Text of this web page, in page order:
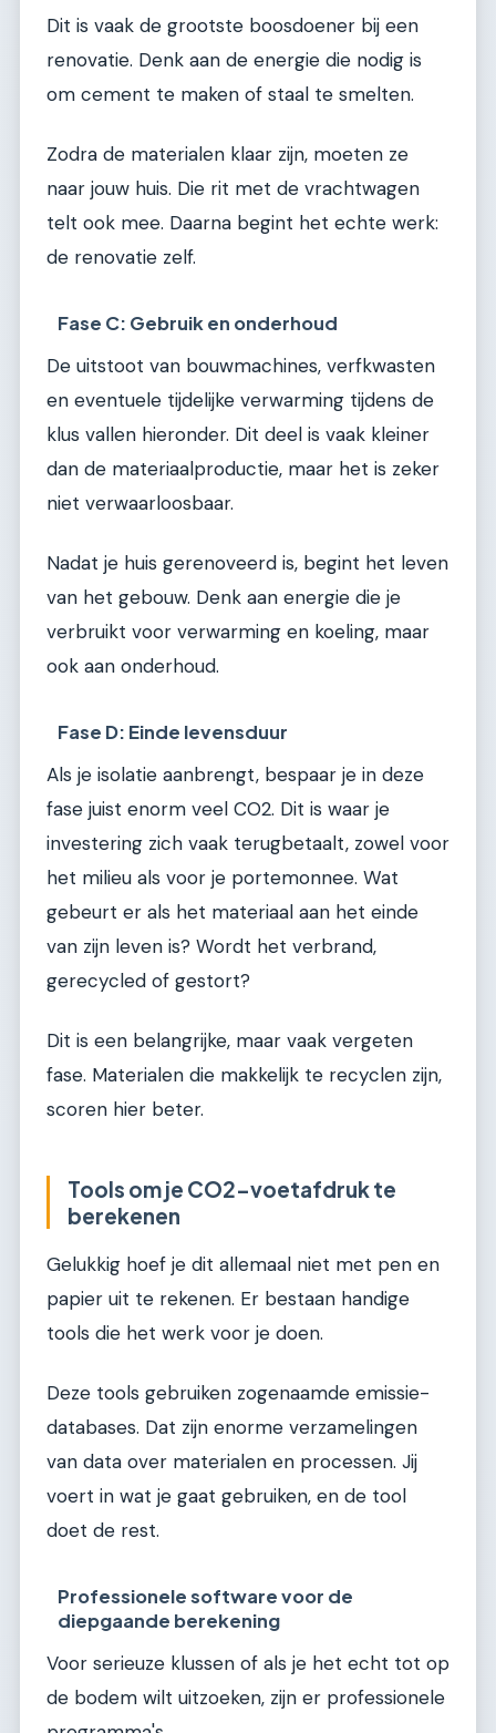
Dit is vaak de grootste boosdoener bij een
renovatie. Denk aan de energie die nodig is
om cement te maken of staal te smelten.
Zodra de materialen klaar zijn, moeten ze
naar jouw huis. Die rit met de vrachtwagen
telt ook mee. Daarna begint het echte werk:
de renovatie zelf.
Fase C: Gebruik en onderhoud
De uitstoot van bouwmachines, verfkwasten
en eventuele tijdelijke verwarming tijdens de
klus vallen hieronder. Dit deel is vaak kleiner
dan de materiaalproductie, maar het is zeker
niet verwaarloosbaar.
Nadat je huis gerenoveerd is, begint het leven
van het gebouw. Denk aan energie die je
verbruikt voor verwarming en koeling, maar
ook aan onderhoud.
Fase D: Einde levensduur
Als je isolatie aanbrengt, bespaar je in deze
fase juist enorm veel CO2. Dit is waar je
investering zich vaak terugbetaalt, zowel voor
het milieu als voor je portemonnee. Wat
gebeurt er als het materiaal aan het einde
van zijn leven is? Wordt het verbrand,
gerecycled of gestort?
Dit is een belangrijke, maar vaak vergeten
fase. Materialen die makkelijk te recyclen zijn,
scoren hier beter.
Tools om je CO2-voetafdruk te
berekenen
Gelukkig hoef je dit allemaal niet met pen en
papier uit te rekenen. Er bestaan handige
tools die het werk voor je doen.
Deze tools gebruiken zogenaamde emissie-
databases. Dat zijn enorme verzamelingen
van data over materialen en processen. Jij
voert in wat je gaat gebruiken, en de tool
doet de rest.
Professionele software voor de
diepgaande berekening
Voor serieuze klussen of als je het echt tot op
de bodem wilt uitzoeken, zijn er professionele